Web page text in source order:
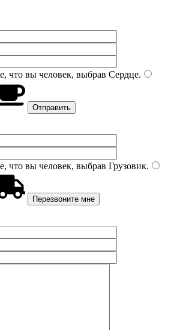
что вы человек, выбрав Сердце.
что вы человек, выбрав Грузовик.